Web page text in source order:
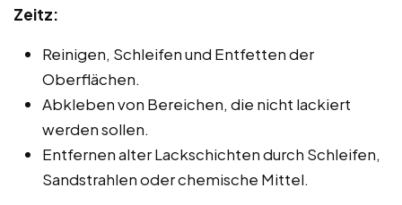
Zeitz:
Reinigen, Schleifen und Entfetten der
Oberflächen.
Abkleben von Bereichen, die nicht lackiert
werden sollen.
Entfernen alter Lackschichten durch Schleifen,
Sandstrahlen oder chemische Mittel.